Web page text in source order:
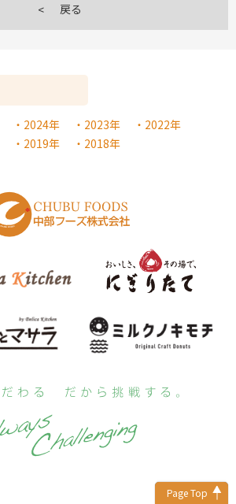
2024年 2023年
2022年
2019年 2018年
戻る
Page Top